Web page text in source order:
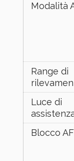
Modalità
Range di
Luce di
Blocco AF